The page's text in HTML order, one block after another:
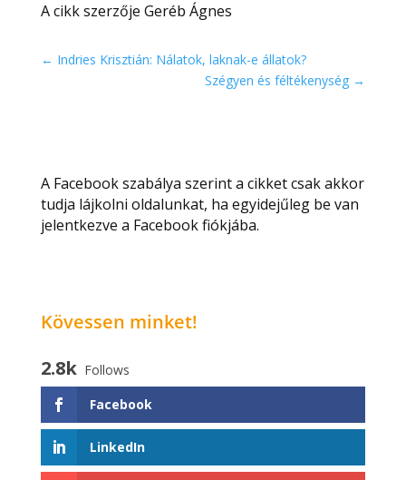
A cikk szerzője Geréb Ágnes
← Indries Krisztián: Nálatok, laknak-e állatok?
Szégyen és féltékenység →
A Facebook szabálya szerint a cikket csak akkor
tudja lájkolni oldalunkat, ha egyidejűleg be van
jelentkezve a Facebook fiókjába.
Kövessen minket!
2.8k Follows
Facebook
LinkedIn